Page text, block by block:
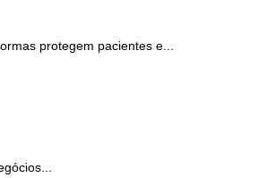
protegem pacientes e...